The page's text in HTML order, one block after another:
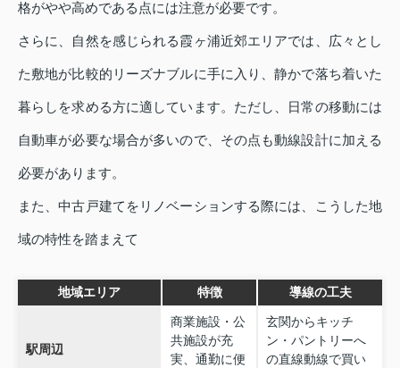
格がやや高めである点には注意が必要です。
さらに、自然を感じられる霞ヶ浦近郊エリアでは、広々とし
た敷地が比較的リーズナブルに手に入り、静かで落ち着いた
暮らしを求める方に適しています。ただし、日常の移動には
自動車が必要な場合が多いので、その点も動線設計に加える
必要があります。
また、中古戸建てをリノベーションする際には、こうした地
域の特性を踏まえて
地域エリア 特徴 導線の工夫
駅周辺
商業施設・公
共施設が充
実、通勤に便
玄関からキッチ
ン・パントリーへ
の直線動線で買い